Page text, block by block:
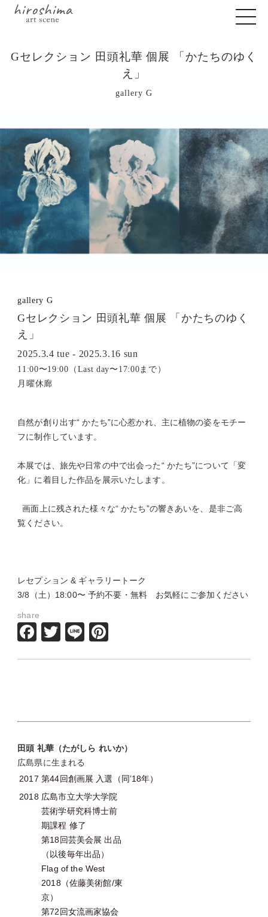
Gセレクション 田頭礼華 個展 「かたちのゆく
え」
gallery G
gallery G
Gセレクション 田頭礼華 個展 「かたちのゆく
え」
2025.3.4 tue - 2025.3.16 sun
11:00〜19:00（Last day〜17:00まで）
月曜休廊
自然が創り出す“ かたち”に心惹かれ、主に植物の姿をモチー
フに制作しています。
本展では、旅先や日常の中で出会った“ かたち”について「変
化」に着目した作品を展示いたします。
画面上に残された様々な“ かたち”の響きあいを、是非ご高
覧ください。
レセプション & ギャラリートーク
3/8（土）18:00〜 予約不要・無料 お気軽にご参加ください
share
Facebook
Twitter
Line
田頭 礼華（たがしら れいか）
広島県に生まれる
2017 第44回創画展 入選（同’18年）
2018 広島市立大学大学院
芸術学研究科博士前
期課程 修了
第18回芸美会展 出品
（以後毎年出品）
Flag of the West
2018（佐藤美術館/東
京）
第72回女流画家協会